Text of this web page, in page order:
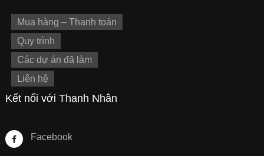
Mua hàng – Thanh toán
Quy trình
Các dự án đã làm
Liên hệ
Kết nối với Thanh Nhân
Facebook